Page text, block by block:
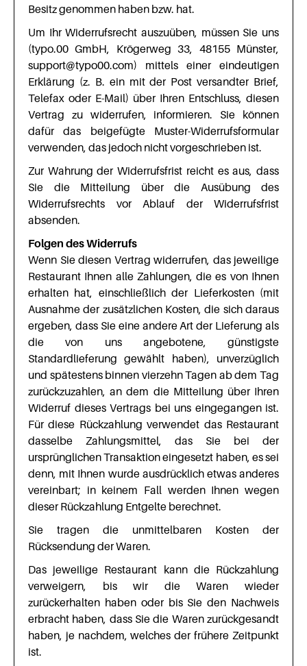
Besitz genommen haben bzw. hat.
Um Ihr Widerrufsrecht auszuüben, müssen Sie uns
(typo.00 GmbH, Krögerweg 33, 48155 Münster,
support@typo00.com) mittels einer eindeutigen
Erklärung (z. B. ein mit der Post versandter Brief,
Telefax oder E-Mail) über Ihren Entschluss, diesen
Vertrag zu widerrufen, informieren. Sie können
dafür das beigefügte Muster-Widerrufsformular
verwenden, das jedoch nicht vorgeschrieben ist.
Zur Wahrung der Widerrufsfrist reicht es aus, dass
Sie die Mitteilung über die Ausübung des
Widerrufsrechts vor Ablauf der Widerrufsfrist
absenden.
Folgen des Widerrufs
Wenn Sie diesen Vertrag widerrufen, das jeweilige
Restaurant Ihnen alle Zahlungen, die es von Ihnen
erhalten hat, einschließlich der Lieferkosten (mit
Ausnahme der zusätzlichen Kosten, die sich daraus
ergeben, dass Sie eine andere Art der Lieferung als
die von uns angebotene, günstigste
Standardlieferung gewählt haben), unverzüglich
und spätestens binnen vierzehn Tagen ab dem Tag
zurückzuzahlen, an dem die Mitteilung über Ihren
Widerruf dieses Vertrags bei uns eingegangen ist.
Für diese Rückzahlung verwendet das Restaurant
dasselbe Zahlungsmittel, das Sie bei der
ursprünglichen Transaktion eingesetzt haben, es sei
denn, mit Ihnen wurde ausdrücklich etwas anderes
vereinbart; in keinem Fall werden Ihnen wegen
dieser Rückzahlung Entgelte berechnet.
Sie tragen die unmittelbaren Kosten der
Rücksendung der Waren.
Das jeweilige Restaurant kann die Rückzahlung
verweigern, bis wir die Waren wieder
zurückerhalten haben oder bis Sie den Nachweis
erbracht haben, dass Sie die Waren zurückgesandt
haben, je nachdem, welches der frühere Zeitpunkt
ist.